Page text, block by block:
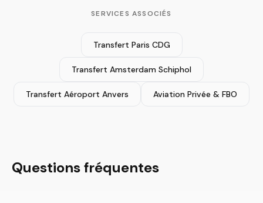
SERVICES ASSOCIÉS
Transfert Paris CDG
Transfert Amsterdam Schiphol
Transfert Aéroport Anvers Aviation Privée & FBO
Questions fréquentes